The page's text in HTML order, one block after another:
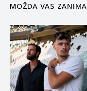
MOŽDA VAS ZANIMA